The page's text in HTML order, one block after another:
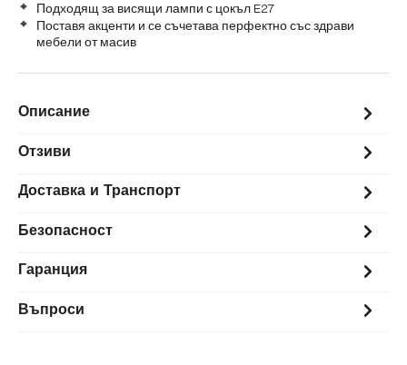
Подходящ за висящи лампи с цокъл E27
Поставя акценти и се съчетава перфектно със здрави
мебели от масив
Описание
Отзиви
Доставка и Транспорт
Безопасност
Гаранция
Въпроси